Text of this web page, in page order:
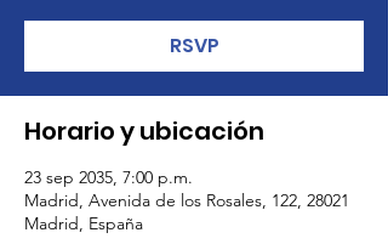
RSVP
Horario y ubicación
23 sep 2035, 7:00 p.m.
Madrid, Avenida de los Rosales, 122, 28021
Madrid, España